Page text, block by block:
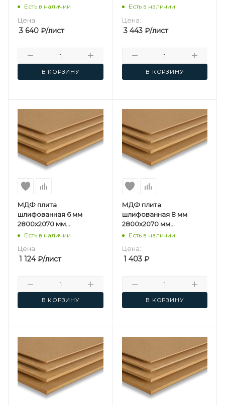
мм Kastamonu F
Есть в наличии
Цена:
3 640 ₽/лист
В КОРЗИНУ
Kastamonu F
Есть в наличии
Цена:
3 443₽/лист
В КОРЗИНУ
МДФ плита
шлифованная 6 мм
2800х2070 мм
Кроностар F
Есть в наличии
Цена:
1 124₽/лист
В КОРЗИНУ
МДФ плита
шлифованная 8 мм
2800х2070 мм
Кроностар F
Есть в наличии
Цена:
1 403₽
В КОРЗИНУ